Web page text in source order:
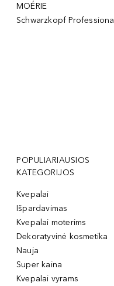
MOÉRIE
Schwarzkopf Professional
POPULIARIAUSIOS
KATEGORIJOS
Kvepalai
Išpardavimas
Kvepalai moterims
Dekoratyvinė kosmetika
Nauja
Super kaina
Kvepalai vyrams